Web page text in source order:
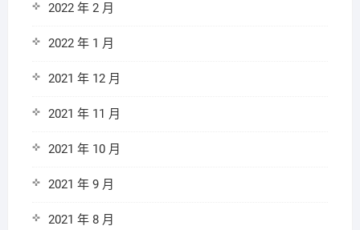
2022 年 2 月
2022 年 1 月
2021 年 12 月
2021 年 11 月
2021 年 10 月
2021 年 9 月
2021 年 8 月